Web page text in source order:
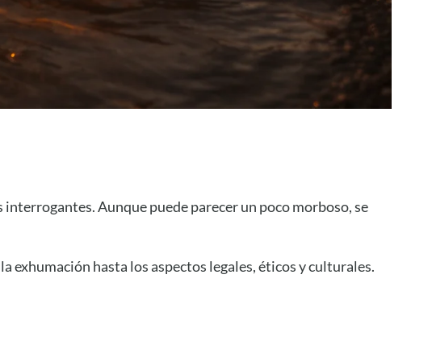
Aunque puede parecer un poco morboso, se
exhumación hasta los aspectos legales, éticos y culturales.